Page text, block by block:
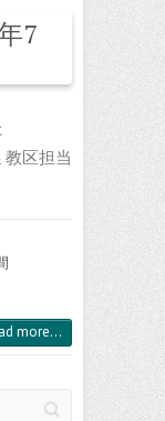
7
教区担当
more...